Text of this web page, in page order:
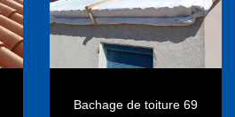
Bachage de toiture 69